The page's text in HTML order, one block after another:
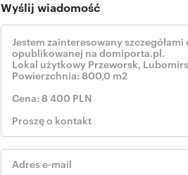
Wyślij wiadomość